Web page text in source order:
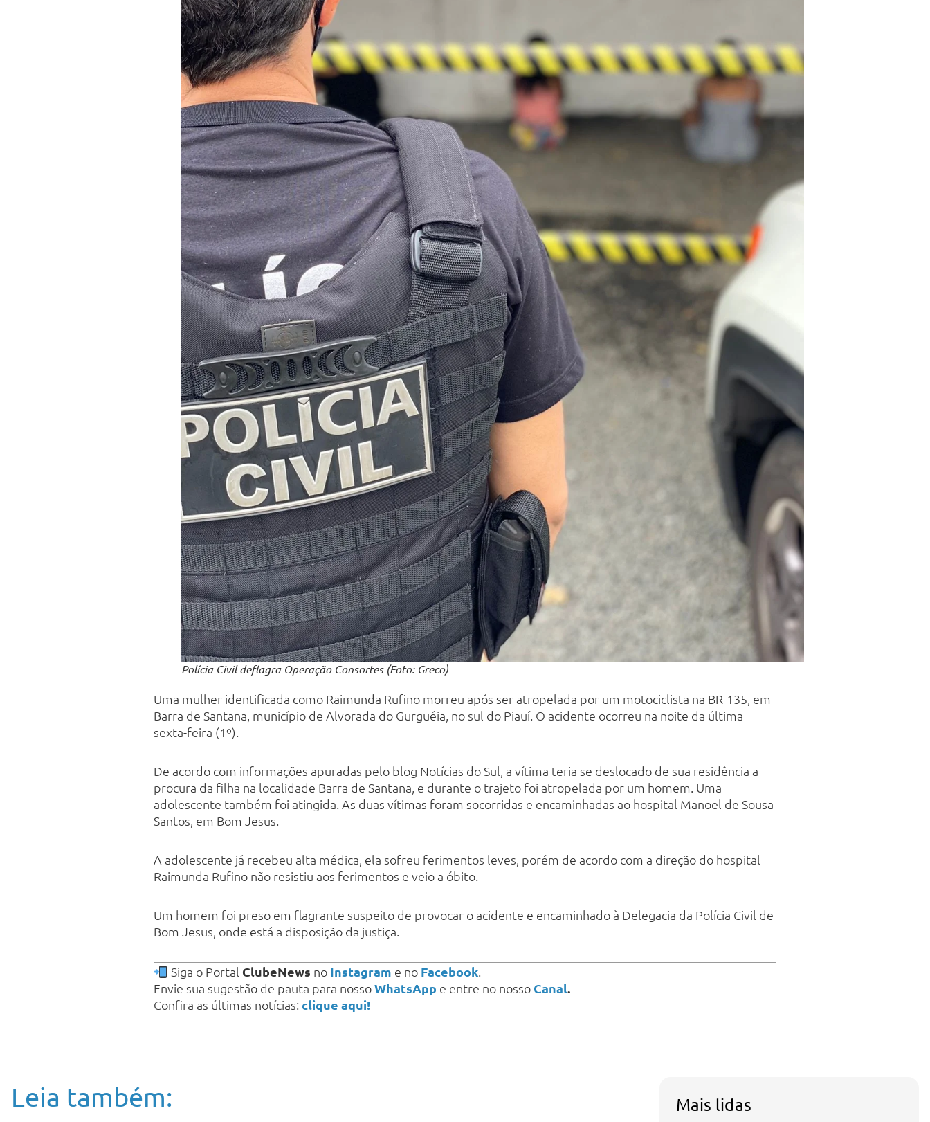
Polícia Civil deflagra Operação Consortes (Foto: Greco)
Uma mulher identificada como Raimunda Rufino morreu após ser atropelada por um motociclista na BR-135, em
Barra de Santana, município de Alvorada do Gurguéia, no sul do Piauí. O acidente ocorreu na noite da última
sexta-feira (1º).
De acordo com informações apuradas pelo blog Notícias do Sul, a vítima teria se deslocado de sua residência a
procura da filha na localidade Barra de Santana, e durante o trajeto foi atropelada por um homem. Uma
adolescente também foi atingida. As duas vítimas foram socorridas e encaminhadas ao hospital Manoel de Sousa
Santos, em Bom Jesus.
A adolescente já recebeu alta médica, ela sofreu ferimentos leves, porém de acordo com a direção do hospital
Raimunda Rufino não resistiu aos ferimentos e veio a óbito.
Um homem foi preso em flagrante suspeito de provocar o acidente e encaminhado à Delegacia da Polícia Civil de
Bom Jesus, onde está a disposição da justiça.
Siga o Portal ClubeNews no Instagram e no Facebook.
Envie sua sugestão de pauta para nossoWhatsApp e entre no nosso Canal.
Confira as últimas notícias: clique aqui!
Leia também: Mais lidas